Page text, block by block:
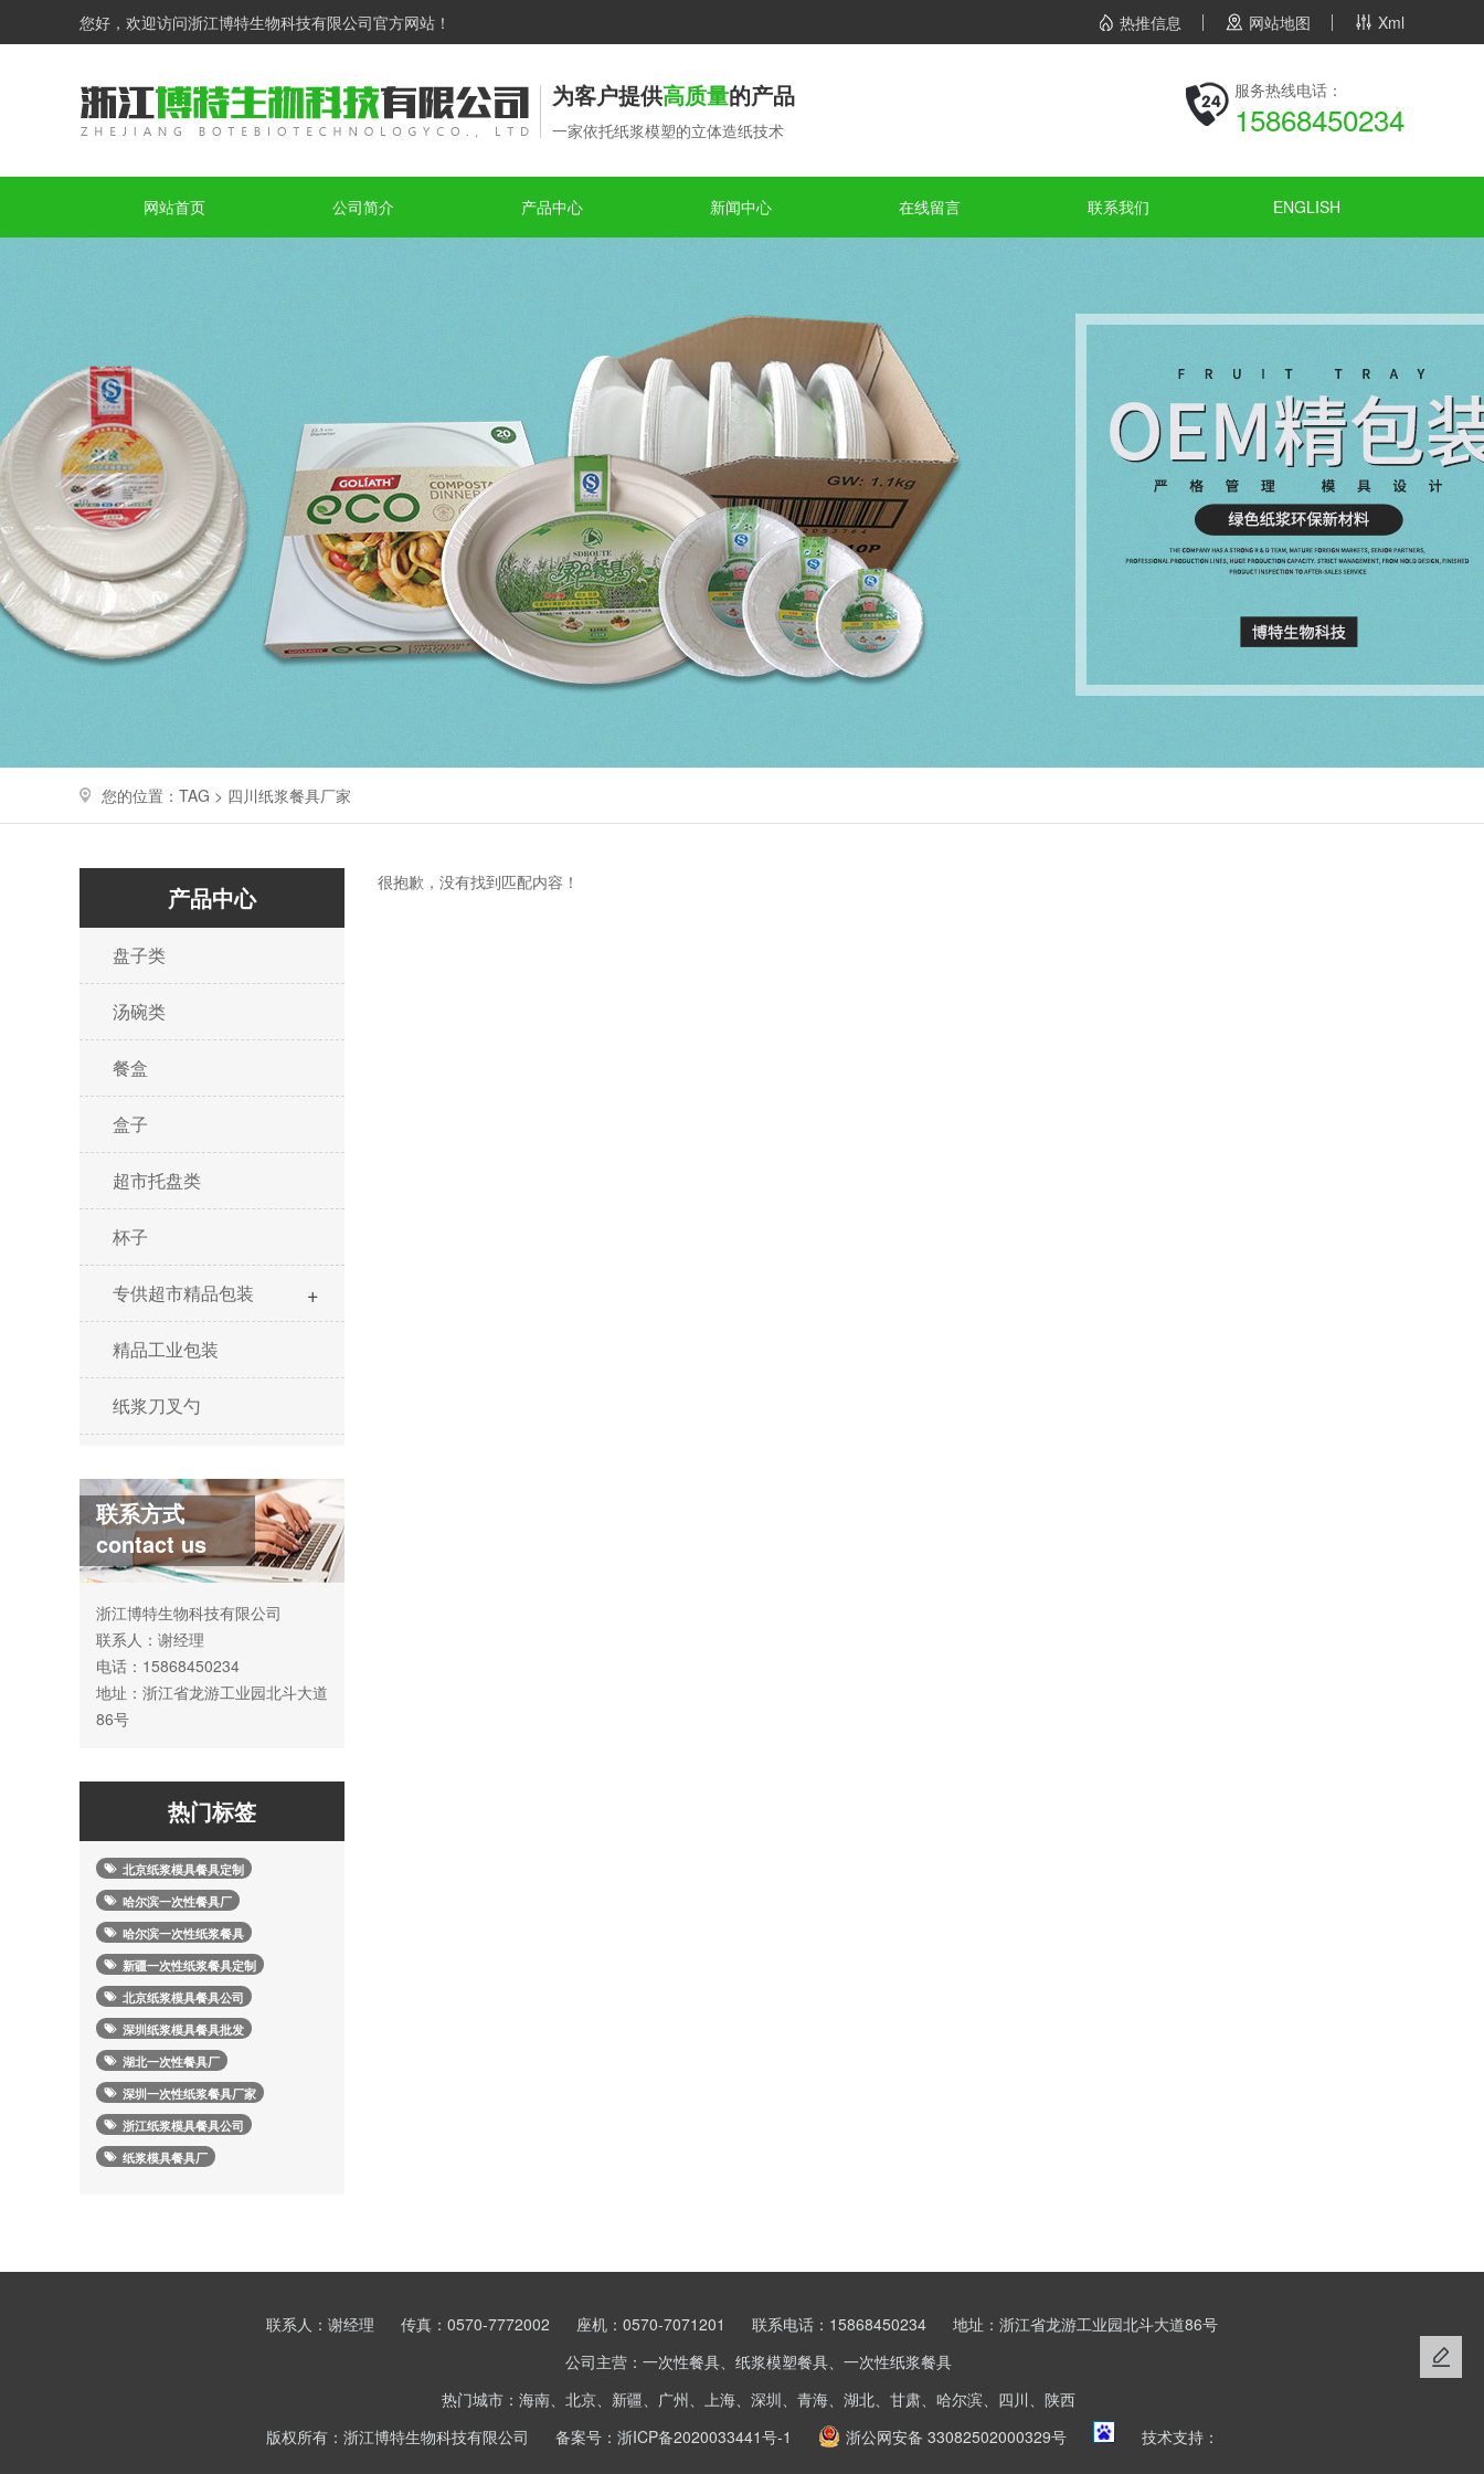
您好，欢迎访问浙江博特生物科技有限公司官方网站！ Xml
网站地图
热推信息
为客户提供高质量的产品
一家依托纸浆模塑的立体造纸技术
服务热线电话：
15868450234
网站首页 公司简介 产品中心 新闻中心 在线留言 联系我们 ENGLISH
您的位置：TAG > 四川纸浆餐具厂家
产品中心
盘子类
汤碗类
餐盒
盒子
超市托盘类
杯子
专供超市精品包装 +
精品工业包装
纸浆刀叉勺
联系方式
contact us
浙江博特生物科技有限公司
联系人：谢经理
电话：15868450234
地址：浙江省龙游工业园北斗大道
86号
热门标签
北京纸浆模具餐具定制
哈尔滨一次性餐具厂
哈尔滨一次性纸浆餐具
新疆一次性纸浆餐具定制
北京纸浆模具餐具公司
深圳纸浆模具餐具批发
湖北一次性餐具厂
深圳一次性纸浆餐具厂家
浙江纸浆模具餐具公司
纸浆模具餐具厂
很抱歉，没有找到匹配内容！
联系人：谢经理 传真：0570-7772002 座机：0570-7071201 联系电话：15868450234
地址：浙江省龙游工业园北斗大道86号
公司主营：一次性餐具、纸浆模塑餐具、一次性纸浆餐具
热门城市：海南、北京、新疆、广州、上海、深圳、青海、湖北、甘肃、哈尔滨、四川、陕西
版权所有：浙江博特生物科技有限公司
备案号： 浙ICP备2020033441号-1 浙公网安备 33082502000329号 技术支持：